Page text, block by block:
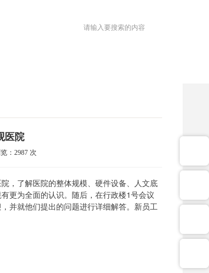
医院
：2987 次
，了解医院的整体规模、硬件设备、人文底
更为全面的认识。随后，在行政楼1号会议
并就他们提出的问题进行详细解答。新员工